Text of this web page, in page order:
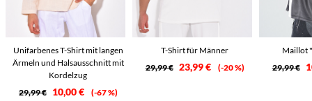
Unifarbenes T-Shirt mit langen
Ärmeln und Halsausschnitt mit
Kordelzug
29,99 €
10,00 € -67 %
T-Shirt für Männer
29,99 € 23,99 € -20 %
Maillot
29,99 €